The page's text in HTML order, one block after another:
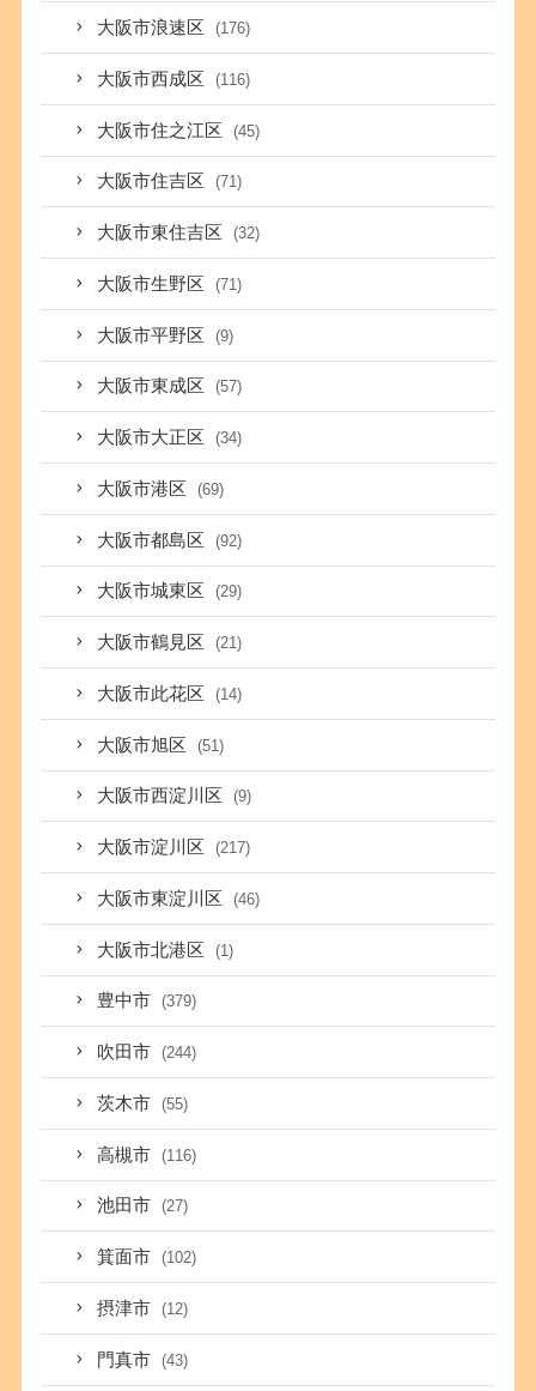
大阪市浪速区 (176)
大阪市西成区 (116)
大阪市住之江区 (45)
大阪市住吉区 (71)
大阪市東住吉区 (32)
大阪市生野区 (71)
大阪市平野区 (9)
大阪市東成区 (57)
大阪市大正区 (34)
大阪市港区 (69)
大阪市都島区 (92)
大阪市城東区 (29)
大阪市鶴見区 (21)
大阪市此花区 (14)
大阪市旭区 (51)
大阪市西淀川区 (9)
大阪市淀川区 (217)
大阪市東淀川区 (46)
大阪市北港区 (1)
豊中市 (379)
吹田市 (244)
茨木市 (55)
高槻市 (116)
池田市 (27)
箕面市 (102)
摂津市 (12)
門真市 (43)